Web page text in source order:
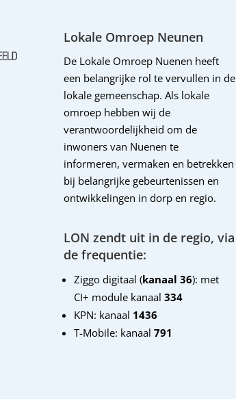
Lokale Omroep Neunen
De Lokale Omroep Nuenen heeft
een belangrijke rol te vervullen in de
lokale gemeenschap. Als lokale
omroep hebben wij de
verantwoordelijkheid om de
inwoners van Nuenen te
informeren, vermaken en betrekken
bij belangrijke gebeurtenissen en
ontwikkelingen in dorp en regio.
LON zendt uit in de regio, via
de frequentie:
Ziggo digitaal (kanaal 36): met
CI+ module kanaal 334
KPN: kanaal 1436
T-Mobile: kanaal791